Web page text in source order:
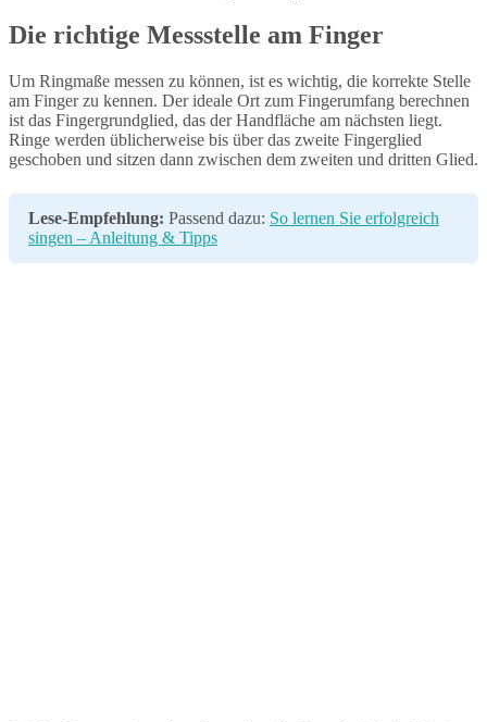
Die richtige Messstelle am Finger
Um Ringmaße messen zu können, ist es wichtig, die korrekte Stelle
am Finger zu kennen. Der ideale Ort zum Fingerumfang berechnen
ist das Fingergrundglied, das der Handfläche am nächsten liegt.
Ringe werden üblicherweise bis über das zweite Fingerglied
geschoben und sitzen dann zwischen dem zweiten und dritten Glied.
Lese-Empfehlung: Passend dazu: So lernen Sie erfolgreich
singen – Anleitung & Tipps